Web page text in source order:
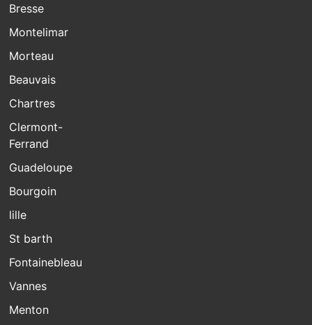
Bresse
Montelimar
Morteau
Beauvais
Chartres
Clermont-
Ferrand
Guadeloupe
Bourgoin
lille
St barth
Fontainebleau
Vannes
Menton